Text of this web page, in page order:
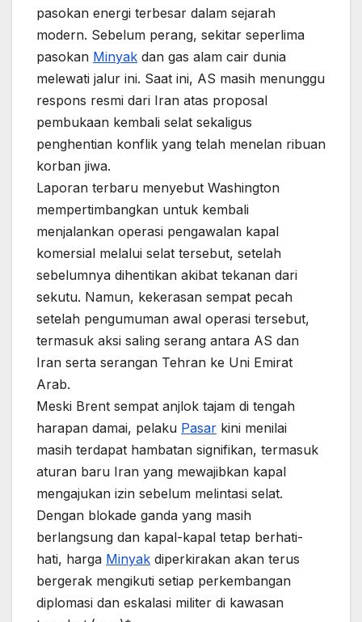
pasokan energi terbesar dalam sejarah
modern. Sebelum perang, sekitar seperlima
pasokan Minyak dan gas alam cair dunia
melewati jalur ini. Saat ini, AS masih menunggu
respons resmi dari Iran atas proposal
pembukaan kembali selat sekaligus
penghentian konflik yang telah menelan ribuan
korban jiwa.
Laporan terbaru menyebut Washington
mempertimbangkan untuk kembali
menjalankan operasi pengawalan kapal
komersial melalui selat tersebut, setelah
sebelumnya dihentikan akibat tekanan dari
sekutu. Namun, kekerasan sempat pecah
setelah pengumuman awal operasi tersebut,
termasuk aksi saling serang antara AS dan
Iran serta serangan Tehran ke Uni Emirat
Arab.
Meski Brent sempat anjlok tajam di tengah
harapan damai, pelaku Pasar kini menilai
masih terdapat hambatan signifikan, termasuk
aturan baru Iran yang mewajibkan kapal
mengajukan izin sebelum melintasi selat.
Dengan blokade ganda yang masih
berlangsung dan kapal-kapal tetap berhati-
hati, harga Minyak diperkirakan akan terus
bergerak mengikuti setiap perkembangan
diplomasi dan eskalasi militer di kawasan